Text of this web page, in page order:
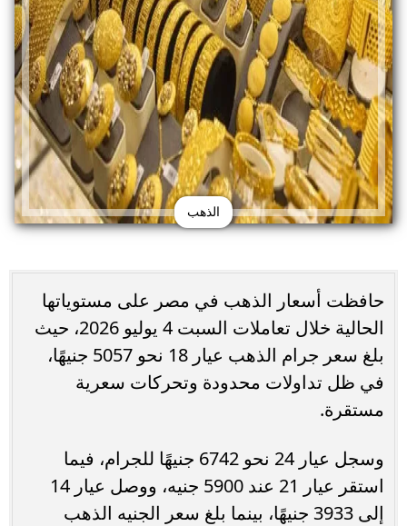
الذهب
حافظت أسعار الذهب في مصر على مستوياتها
الحالية خلال تعاملات السبت 4 يوليو 2026، حيث
بلغ سعر جرام الذهب عيار 18 نحو 5057 جنيهًا،
في ظل تداولات محدودة وتحركات سعرية
مستقرة.
وسجل عيار 24 نحو 6742 جنيهًا للجرام، فيما
استقر عيار 21 عند 5900 جنيه، ووصل عيار 14
إلى 3933 جنيهًا، بينما بلغ سعر الجنيه الذهب